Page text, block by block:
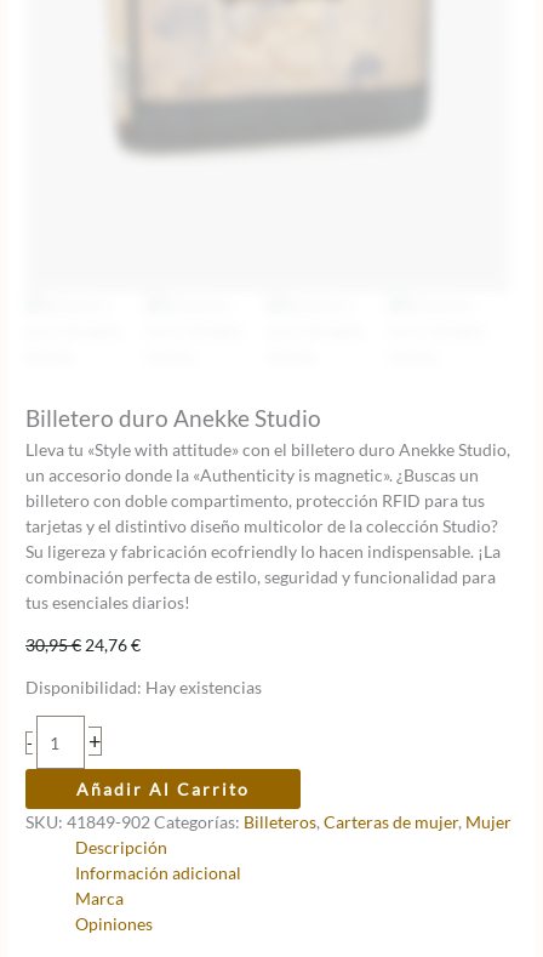
Billetero duro Anekke Studio
Lleva tu «Style with attitude» con el billetero duro Anekke Studio,
un accesorio donde la «Authenticity is magnetic». ¿Buscas un
billetero con doble compartimento, protección RFID para tus
tarjetas y el distintivo diseño multicolor de la colección Studio?
Su ligereza y fabricación ecofriendly lo hacen indispensable. ¡La
combinación perfecta de estilo, seguridad y funcionalidad para
tus esenciales diarios!
30,95€ El
original
era:
30,95 €.
24,76€El
actual
Disponibilidad: Hay existencias
-
Billetero
duro
Anekke
cantidad
+
Añadir Al Carrito
SKU:41849-902 Categorías: Billeteros,Carteras de mujer, Mujer
Descripción
Información adicional
Marca
Opiniones